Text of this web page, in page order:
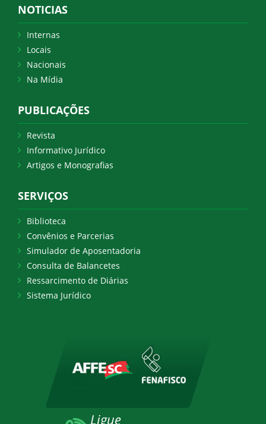
NOTICIAS
Internas
Locais
Nacionais
Na Mídia
PUBLICAÇÕES
Revista
Informativo Jurídico
Artigos e Monografias
SERVIÇOS
Biblioteca
Convênios e Parcerias
Simulador de Aposentadoria
Consulta de Balancetes
Ressarcimento de Diárias
Sistema Jurídico